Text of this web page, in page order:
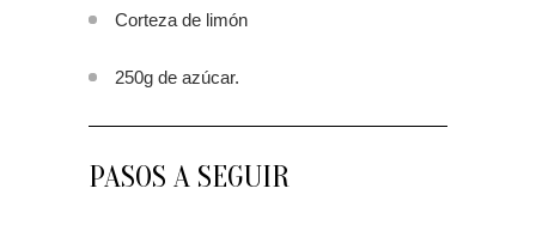
Corteza de limón
250g de azúcar.
PASOS A SEGUIR